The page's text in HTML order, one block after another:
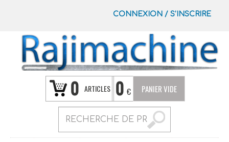
CONNEXION / S’INSCRIRE
0 ARTICLES 0 € PANIER VIDE